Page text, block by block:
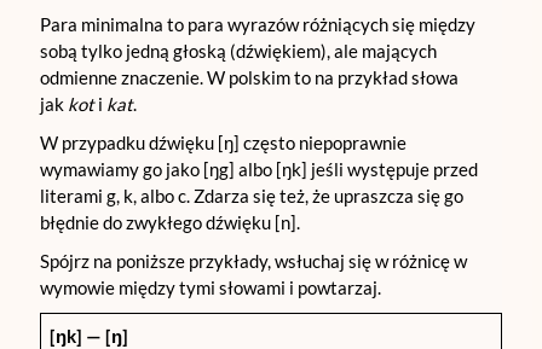
Para minimalna to para wyrazów różniących się między
sobą tylko jedną głoską (dźwiękiem), ale mających
odmienne znaczenie. W polskim to na przykład słowa
jak koti kat.
W przypadku dźwięku [ŋ] często niepoprawnie
wymawiamy go jako [ŋg] albo [ŋk] jeśli występuje przed
literami g, k, albo c. Zdarza się też, że upraszcza się go
błędnie do zwykłego dźwięku [n].
Spójrz na poniższe przykłady, wsłuchaj się w różnicę w
wymowie między tymi słowami i powtarzaj.
[ŋk] — [ŋ]